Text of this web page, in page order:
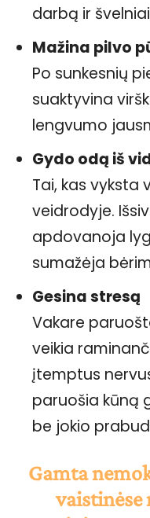
darbą ir
Mažina pilvo
Po sunkesnių
suaktyvina
lengvumo
Gydo odą iš
Tai, kas vyksta
veidrodyje.
apdovanoja
sumažėja
Gesina stresą
Vakare
veikia
įtemptus
paruošia kūną
be jokio
Gamta
vaistinėse